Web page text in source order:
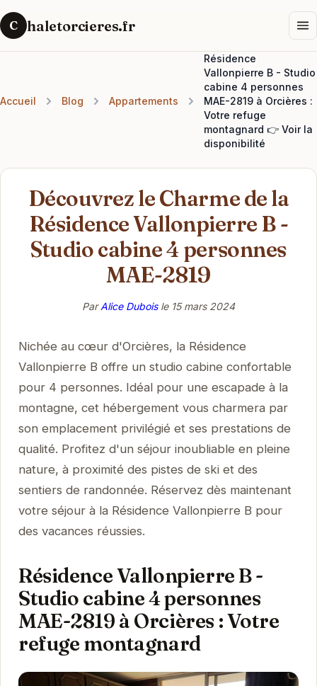
C haletorcieres.fr
Accueil Blog Appartements
Résidence
Vallonpierre B - Studio
cabine 4 personnes
MAE-2819 à Orcières :
Votre refuge
montagnard 👉 Voir la
disponibilité
Découvrez le Charme de la
Résidence Vallonpierre B -
Studio cabine 4 personnes
MAE-2819
ParAlice Duboisle 15 mars 2024
Nichée au cœur d'Orcières, la Résidence
Vallonpierre B offre un studio cabine confortable
pour 4 personnes. Idéal pour une escapade à la
montagne, cet hébergement vous charmera par
son emplacement privilégié et ses prestations de
qualité. Profitez d'un séjour inoubliable en pleine
nature, à proximité des pistes de ski et des
sentiers de randonnée. Réservez dès maintenant
votre séjour à la Résidence Vallonpierre B pour
des vacances réussies.
Résidence Vallonpierre B -
Studio cabine 4 personnes
MAE-2819 à Orcières : Votre
refuge montagnard